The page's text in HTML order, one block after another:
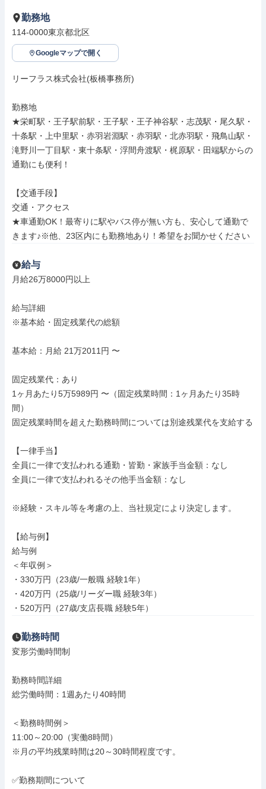
勤務地
114-0000東京都北区
Googleマップで開く
リーフラス株式会社(板橋事務所)
勤務地
★栄町駅・王子駅前駅・王子駅・王子神谷駅・志茂駅・尾久駅・
十条駅・上中里駅・赤羽岩淵駅・赤羽駅・北赤羽駅・飛鳥山駅・
滝野川一丁目駅・東十条駅・浮間舟渡駅・梶原駅・田端駅からの
通勤にも便利！
【交通手段】
交通・アクセス
★車通勤OK！最寄りに駅やバス停が無い方も、安心して通勤で
きます♪※他、23区内にも勤務地あり！希望をお聞かせください
給与
月給26万8000円以上
給与詳細
※基本給・固定残業代の総額
基本給：月給 21万2011円 〜
固定残業代：あり
1ヶ月あたり5万5989円 〜（固定残業時間：1ヶ月あたり35時
間）
固定残業時間を超えた勤務時間については別途残業代を支給する
【一律手当】
全員に一律で支払われる通勤・皆勤・家族手当金額：なし
全員に一律で支払われるその他手当金額：なし
※経験・スキル等を考慮の上、当社規定により決定します。
【給与例】
給与例
＜年収例＞
・330万円（23歳/一般職 経験1年）
・420万円（25歳/リーダー職 経験3年）
・520万円（27歳/支店長職 経験5年）
勤務時間
変形労働時間制
勤務時間詳細
総労働時間：1週あたり40時間
＜勤務時間例＞
11:00～20:00（実働8時間）
※月の平均残業時間は20～30時間程度です。
✅勤務期間について